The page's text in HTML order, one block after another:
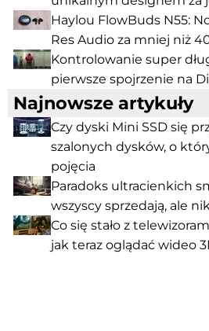
Haylou FlowBuds N55:
Res Audio za mniej niż
Kontrolowanie super
pierwsze spojrzenie na
Najnowsze artykuły
Czy dyski Mini SSD się
szalonych dysków, o
pojęcia
Paradoks ultracienkich
wszyscy sprzedają, ale
Co się stało z
jak teraz oglądać wideo